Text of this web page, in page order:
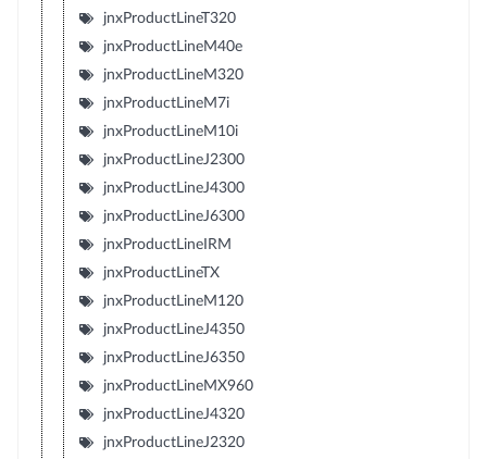
jnxProductLineT320
jnxProductLineM40e
jnxProductLineM320
jnxProductLineM7i
jnxProductLineM10i
jnxProductLineJ2300
jnxProductLineJ4300
jnxProductLineJ6300
jnxProductLineIRM
jnxProductLineTX
jnxProductLineM120
jnxProductLineJ4350
jnxProductLineJ6350
jnxProductLineMX960
jnxProductLineJ4320
jnxProductLineJ2320